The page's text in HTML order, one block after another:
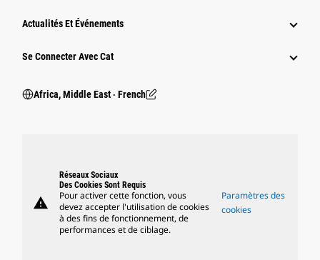
Actualités Et Événements
Se Connecter Avec Cat
Africa, Middle East ‧ French
warning
Réseaux Sociaux
Des Cookies Sont Requis
Pour activer cette fonction, vous
devez accepter l'utilisation de cookies
à des fins de fonctionnement, de
performances et de ciblage.
Paramètres des
cookies